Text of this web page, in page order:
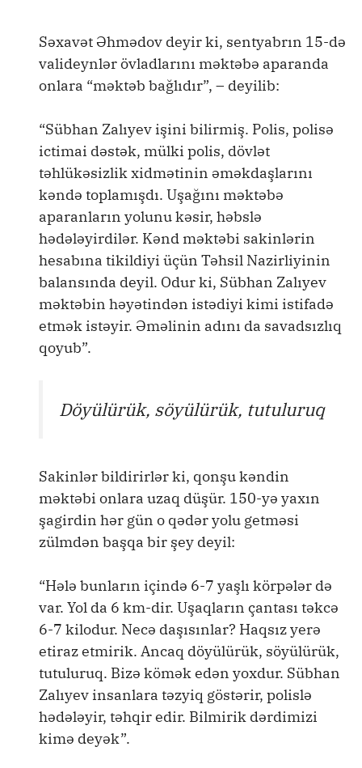
Səxavət Əhmədov deyir ki, sentyabrın 15-də
valideynlər övladlarını məktəbə aparanda
onlara “məktəb bağlıdır”, – deyilib:
“Sübhan Zalıyev işini bilirmiş. Polis, polisə
ictimai dəstək, mülki polis, dövlət
təhlükəsizlik xidmətinin əməkdaşlarını
kəndə toplamışdı. Uşağını məktəbə
aparanların yolunu kəsir, həbslə
hədələyirdilər. Kənd məktəbi sakinlərin
hesabına tikildiyi üçün Təhsil Nazirliyinin
balansında deyil. Odur ki, Sübhan Zalıyev
məktəbin həyətindən istədiyi kimi istifadə
etmək istəyir. Əməlinin adını da savadsızlıq
qoyub”.
Döyülürük, söyülürük, tutuluruq
Sakinlər bildirirlər ki, qonşu kəndin
məktəbi onlara uzaq düşür. 150-yə yaxın
şagirdin hər gün o qədər yolu getməsi
zülmdən başqa bir şey deyil:
“Hələ bunların içində 6-7 yaşlı körpələr də
var. Yol da 6 km-dir. Uşaqların çantası təkcə
6-7 kilodur. Necə daşısınlar? Haqsız yerə
etiraz etmirik. Ancaq döyülürük, söyülürük,
tutuluruq. Bizə kömək edən yoxdur. Sübhan
Zalıyev insanlara təzyiq göstərir, polislə
hədələyir, təhqir edir. Bilmirik dərdimizi
kimə deyək”.